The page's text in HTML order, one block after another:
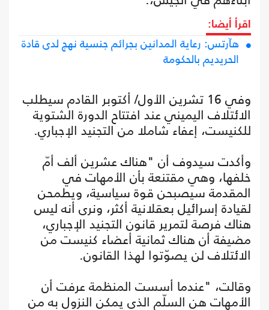
اقرأ أيضا:
هآرتس: رعاية المدانين بجرائم جنسية نهج لدى قادة
الحريديم بالحكومة
وفي 16 تشرين الأول/ أكتوبر القادم سيطلب
الائتلاف اليميني عند افتتاح الدورة الشتوية
للكنيست، إعفاء شاملا من التجنيد الإجباري.
وأكدت سيدوف أن "هناك عشرين ألف أمّ
خلفها، وهي مقتنعة بأن الأمهات في
المقدمة سيصبحن قوة سياسية، ويطمحن
لقيادة إسرائيل بعقلانية أكثر، ونرى أنه ليس
هناك فرصة لتمرير قانون التجنيد الإجباري،
مضيفة أن هناك ثمانية أعضاء كنيست من
الائتلاف لن يصوّتوا لهذا القانون.
وقالت، "عندما أسست المنظمة عرفت أن
الأمهات هن السلّم الذي يمكن النزول به من